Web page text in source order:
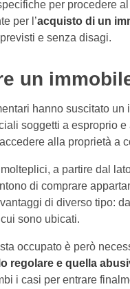
per procedere
per l’acquisto di un
e senza disagi.
un
hanno suscitato un
soggetti a esproprio
alla proprietà a
a partire dal
di comprare
di diverso tipo:
sono ubicati.
occupato è però
regolare e quella
i casi per entrare